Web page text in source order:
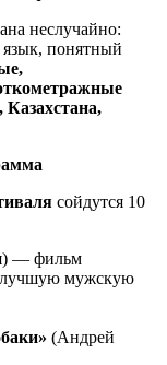
неслучайно:
понятный
Казахстана,
сойдутся 10
— фильм
лучшую мужскую
(Андрей